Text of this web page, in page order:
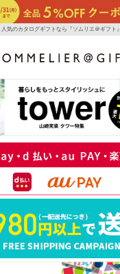
人気のカタログギフトなら『ソムリエ＠ギフト』